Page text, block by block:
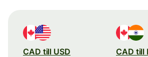
CAD till USD CAD till